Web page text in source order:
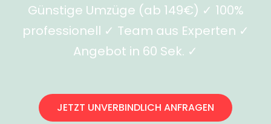
Günstige Umzüge (ab 149€) ✓ 100%
professionell ✓ Team aus Experten ✓
Angebot in 60 Sek. ✓
JETZT UNVERBINDLICH ANFRAGEN